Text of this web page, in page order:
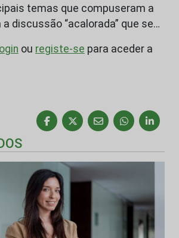
temas que compuseram a
discussão “acalorada” que se…
login ou registe-se para aceder a